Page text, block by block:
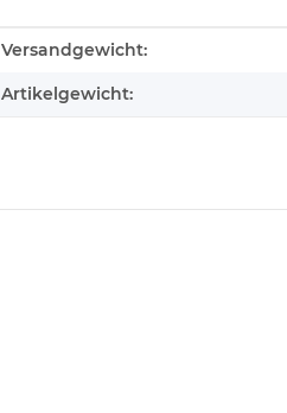
Produkteigenschaft
Wert
Versandgewicht:
Artikelgewicht: